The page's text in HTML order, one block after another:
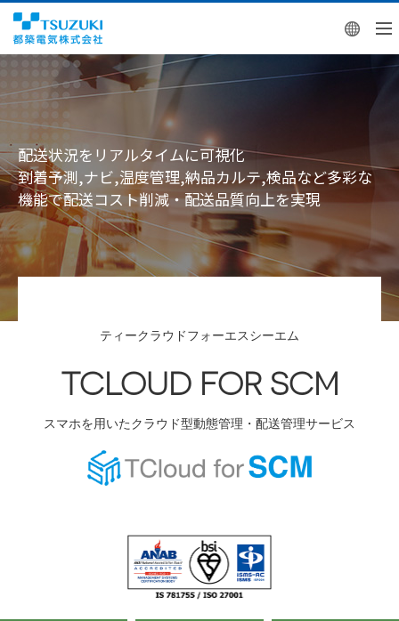
ティークラウドフォーエスシーエム
TCLOUD FOR SCM
スマホを用いたクラウド型動態管理・配送管理サービス
配送状況をリアルタイムに可視化
到着予測,ナビ,温度管理,納品カルテ,検品など多彩な
機能で配送コスト削減・配送品質向上を実現